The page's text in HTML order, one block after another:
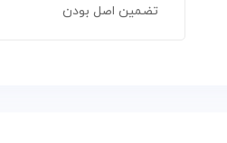
تضمین اصل بودن